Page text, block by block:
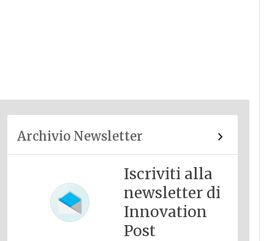
Archivio Newsletter
Iscriviti alla
newsletter di
Innovation
Post